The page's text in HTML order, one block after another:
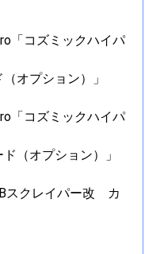
「コズミックハイパ
オプション）」
「コズミックハイパ
（オプション）」
スクレイパー改 カ